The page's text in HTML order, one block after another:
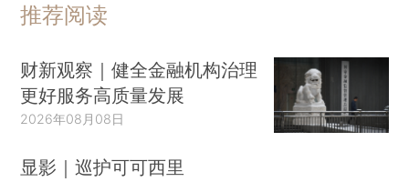
推荐阅读
财新观察｜健全金融机构治理
更好服务高质量发展
2026年08月08日
显影｜巡护可可西里